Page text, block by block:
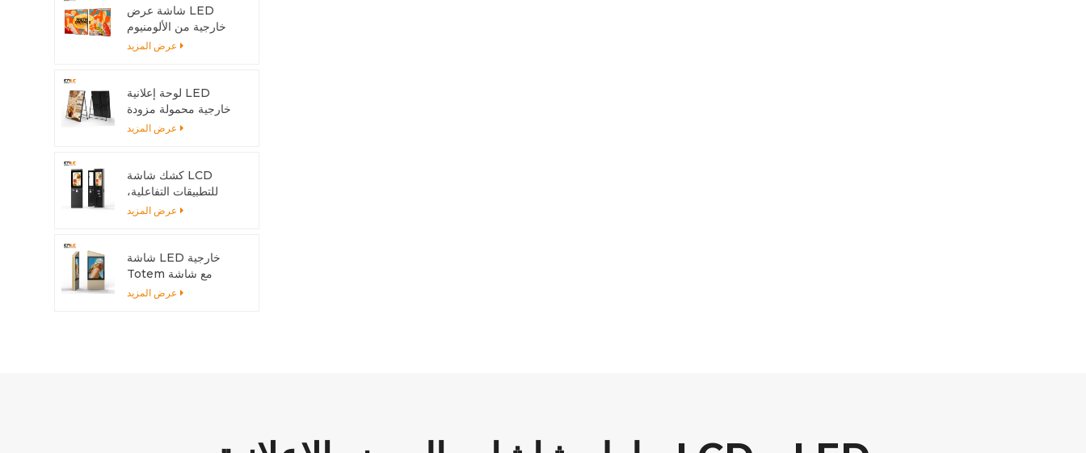
شاشة عرض LED
خارجية من الألومنيوم
قابلة للتركيب بسهولة
عرض المزيد
لوحة إعلانية LED
خارجية محمولة مزودة
ببطارية | شاشة عرض
عرض المزيد
كشك شاشة LCD
للتطبيقات التفاعلية،
هيكل خارجي من
عرض المزيد
شاشة LED خارجية
Totem مع شاشة
6500 شمعة - مزدوجة
عرض المزيد